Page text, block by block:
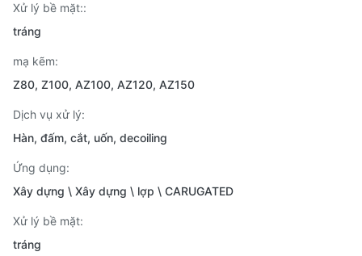
Xử lý bề mặt::
tráng
mạ kẽm:
Z80, Z100, AZ100, AZ120, AZ150
Dịch vụ xử lý:
Hàn, đấm, cắt, uốn, decoiling
Ứng dụng:
Xây dựng \ Xây dựng \ lợp \ CARUGATED
Xử lý bề mặt:
tráng